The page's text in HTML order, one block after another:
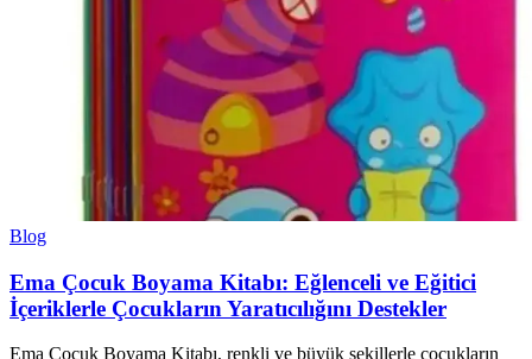
Blog
Ema Çocuk Boyama Kitabı: Eğlenceli ve Eğitici
İçeriklerle Çocukların Yaratıcılığını Destekler
Ema Çocuk Boyama Kitabı, renkli ve büyük şekillerle çocukların